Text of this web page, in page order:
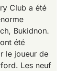
Club a été
Bukidnon.
été
le joueur de
Les neuf